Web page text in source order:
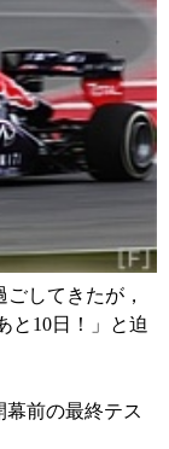
してきたが，
と10日！」と迫
前の最終テス